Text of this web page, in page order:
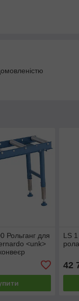
Рольганг для
<unk>
LS
42